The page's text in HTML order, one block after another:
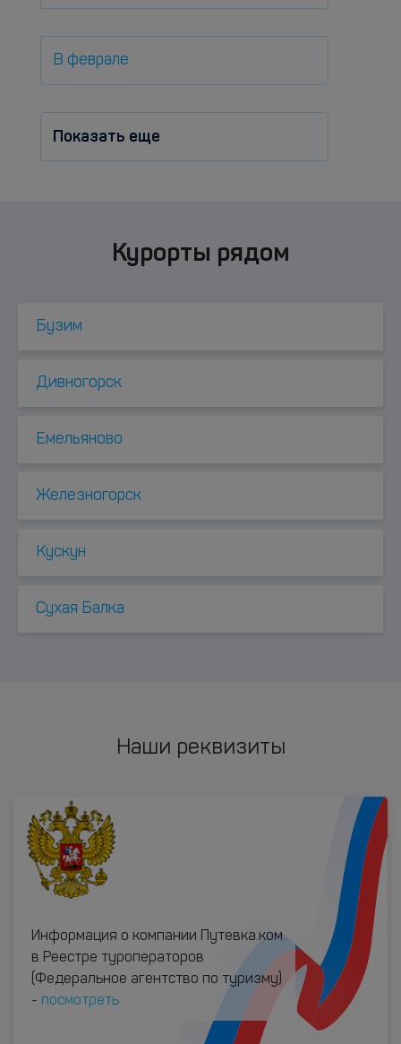
В феврале
Показать еще
Курорты рядом
Бузим
Дивногорск
Емельяново
Железногорск
Куcкун
Сухая Балка
Наши реквизиты
Информация о компании Путевка.ком
в Реестре туроператоров
(Федеральное агентство по туризму)
- посмотреть